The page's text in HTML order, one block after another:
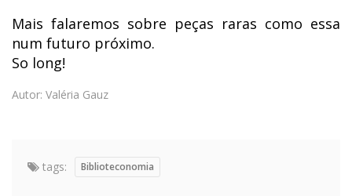
Mais falaremos sobre peças raras como essa
num futuro próximo.
So long!
Autor: Valéria Gauz
tags: Biblioteconomia